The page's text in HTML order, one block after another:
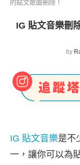
的貼文歌曲刪除！
IG 貼文音樂刪
by
IG 貼文音樂是不
一，讓你可以為